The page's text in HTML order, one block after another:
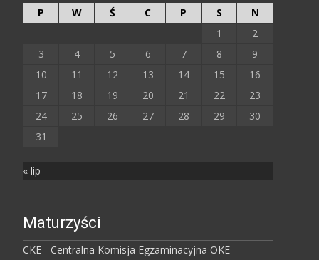
P
W Ś C P S
N
1
2
3
4 5 6 7 8
9
10
11 12 13 14 15
16
17
18 19 20 21 22
23
24
25 26 27 28 29
30
31
« lip
Maturzyści
CKE - Centralna Komisja Egzaminacyjna OKE -